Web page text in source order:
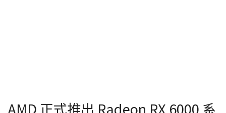
AMD 正式推出 Radeon RX 6000 系